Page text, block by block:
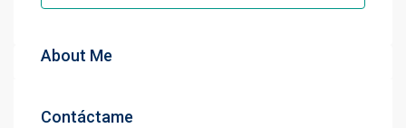
About Me
Contáctame